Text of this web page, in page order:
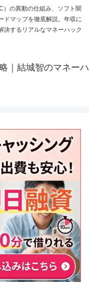
）の異動の仕組み、ソフト闇
ドマップを徹底解説。年収に
決するリアルなマネーハック
｜結城智のマネーハ